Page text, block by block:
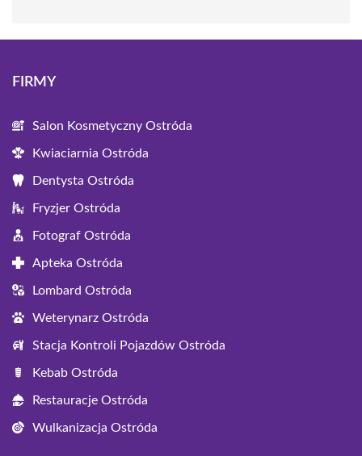
FIRMY
Salon Kosmetyczny Ostróda
Kwiaciarnia Ostróda
Dentysta Ostróda
Fryzjer Ostróda
Fotograf Ostróda
Apteka Ostróda
Lombard Ostróda
Weterynarz Ostróda
Stacja Kontroli Pojazdów Ostróda
Kebab Ostróda
Restauracje Ostróda
Wulkanizacja Ostróda